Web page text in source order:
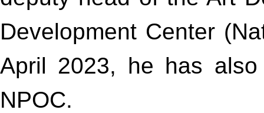
Development Center
April 2023, he has
NPOC.